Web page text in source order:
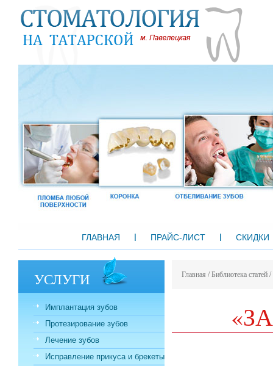
ГЛАВНАЯ ПРАЙС-ЛИСТ СКИДКИ
УСЛУГИ
Имплантация зубов
Протезирование зубов
Лечение зубов
Исправление прикуса и брекеты
Главная /Библиотека статей /